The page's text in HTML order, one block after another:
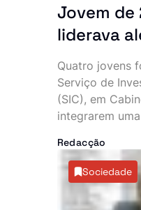
Jovem de
liderava
burlas
uma vida
Quatro jovens
Serviço de
(SIC), em
integrarem
rede
terá desviado
e cinco
dinheiro
Redacção
Sociedade